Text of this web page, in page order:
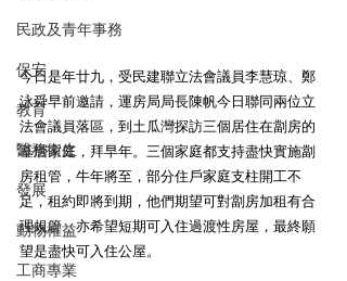
民政及青年事務
保安
教育
醫務衛生
發展
動物權益
工商專業
今日是年廿九，受民建聯立法會議員李慧琼、鄭
泳舜早前邀請，運房局局長陳帆今日聯同兩位立
法會議員落區，到土瓜灣探訪三個居住在劏房的
基層家庭，拜早年。三個家庭都支持盡快實施劏
房租管，牛年將至，部分住戶家庭支柱開工不
足，租約即將到期，他們期望可對劏房加租有合
理規管，亦希望短期可入住過渡性房屋，最終願
望是盡快可入住公屋。